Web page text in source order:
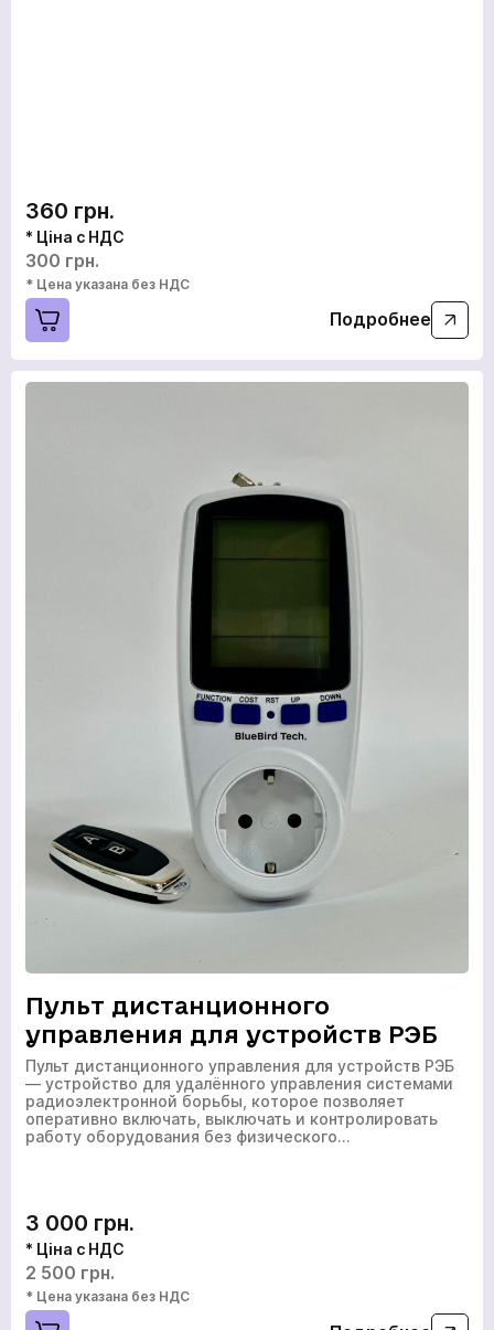
360 грн.
* Ціна с НДС
300 грн.
* Цена указана без НДС
Подробнее
Пульт дистанционного
управления для устройств РЭБ
Пульт дистанционного управления для устройств РЭБ
— устройство для удалённого управления системами
радиоэлектронной борьбы, которое позволяет
оперативно включать, выключать и контролировать
работу оборудования без физического…
3 000 грн.
* Ціна с НДС
2 500 грн.
* Цена указана без НДС